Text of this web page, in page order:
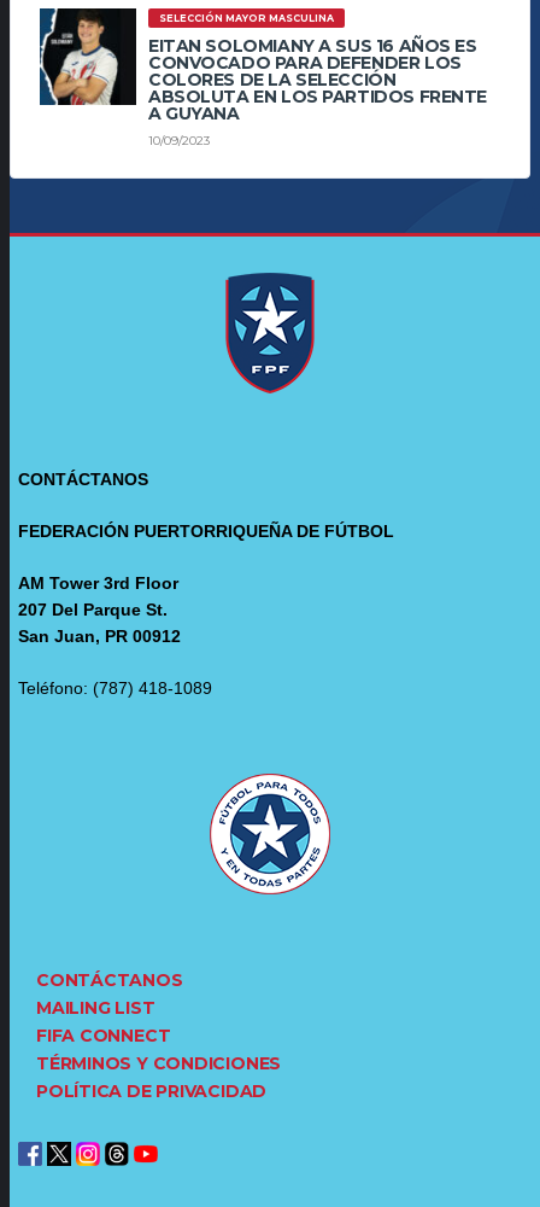
SELECCIÓN MAYOR MASCULINA
EITAN SOLOMIANY A SUS 16 AÑOS ES
CONVOCADO PARA DEFENDER LOS
COLORES DE LA SELECCIÓN
ABSOLUTA EN LOS PARTIDOS FRENTE
A GUYANA
10/09/2023
CONTÁCTANOS
FEDERACIÓN PUERTORRIQUEÑA DE FÚTBOL
AM Tower 3rd Floor
207 Del Parque St.
San Juan, PR 00912
Teléfono: (787) 418-1089
CONTÁCTANOS
MAILING LIST
FIFA CONNECT
TÉRMINOS Y CONDICIONES
POLÍTICA DE PRIVACIDAD